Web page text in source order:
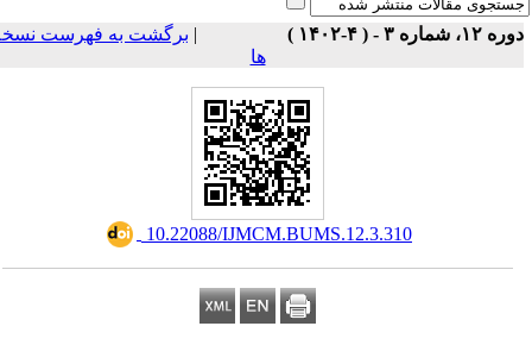
شماره ۳ - ( ۴-۱۴۰۲ )
برگشت به فهرست نسخه
ها
‎ 10.22088/IJMCM.BUMS.12.3.310